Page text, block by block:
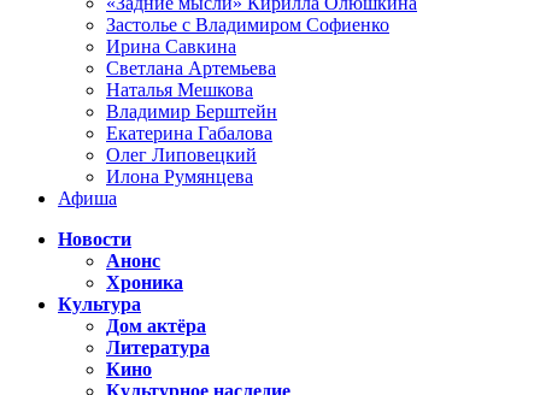
Застолье с Владимиром Софиенко
Ирина Савкина
Светлана Артемьева
Наталья Мешкова
Владимир Берштейн
Екатерина Габалова
Олег Липовецкий
Илона Румянцева
Афиша
Новости
Анонс
Хроника
Культура
Дом актёра
Литература
Кино